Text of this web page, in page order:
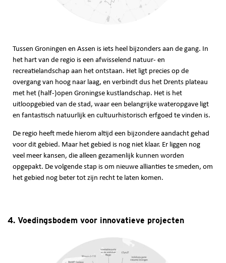
Tussen Groningen en Assen is iets heel bijzonders aan de gang. In
het hart van de regio is een afwisselend natuur- en
recreatielandschap aan het ontstaan. Het ligt precies op de
overgang van hoog naar laag, en verbindt dus het Drents plateau
met het (half-)open Groningse kustlandschap. Het is het
uitloopgebied van de stad, waar een belangrijke wateropgave ligt
en fantastisch natuurlijk en cultuurhistorisch erfgoed te vinden is.
De regio heeft mede hierom altijd een bijzondere aandacht gehad
voor dit gebied. Maar het gebied is nog niet klaar. Er liggen nog
veel meer kansen, die alleen gezamenlijk kunnen worden
opgepakt. De volgende stap is om nieuwe allianties te smeden, om
het gebied nog beter tot zijn recht te laten komen.
4. Voedingsbodem voor innovatieve projecten